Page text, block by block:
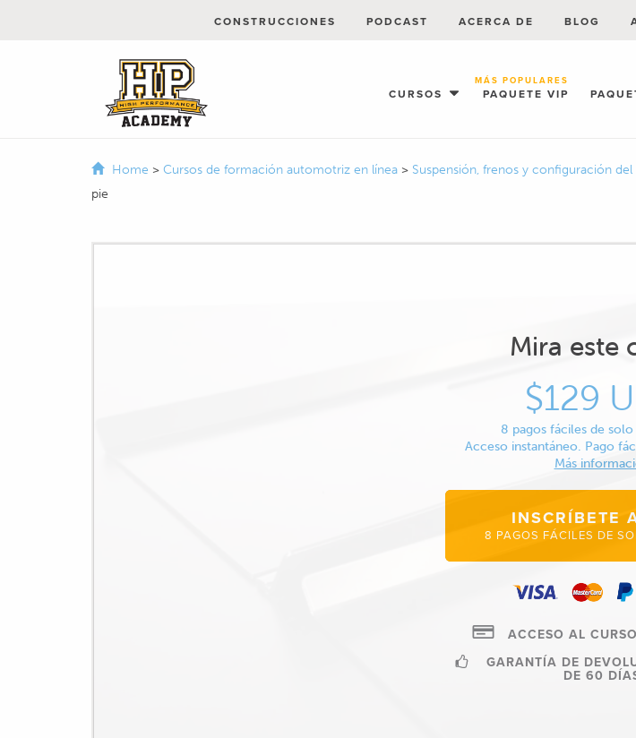
CURSOS PAQUETE VIP
MÁS POPULARES
CONSTRUCCIONES PODCAST ACERCA DE BLOG
Home > Cursos de formación automotriz en línea > Suspensión, frenos y configuración
pie
Mira este
$129
8 pagos fáciles de solo
Acceso instantáneo. Pago
Más
INSCRÍBETE
8 PAGOS FÁCILES DE
ACCESO AL
GARANTÍA DE
DE 60